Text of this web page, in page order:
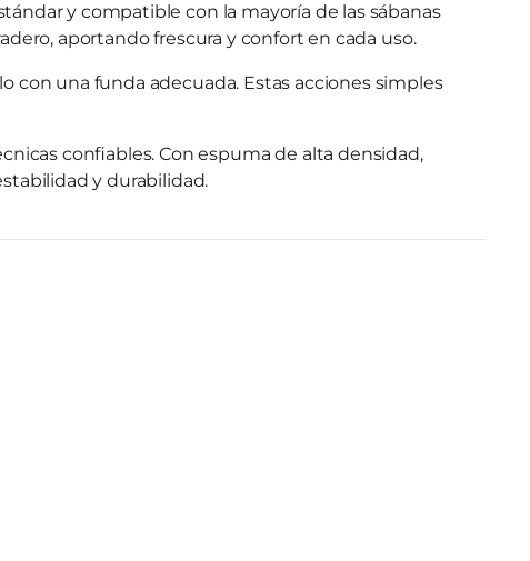
y compatible con la mayoría de las sábanas
aportando frescura y confort en cada uso.
una funda adecuada. Estas acciones simples
confiables. Con espuma de alta densidad,
y durabilidad.